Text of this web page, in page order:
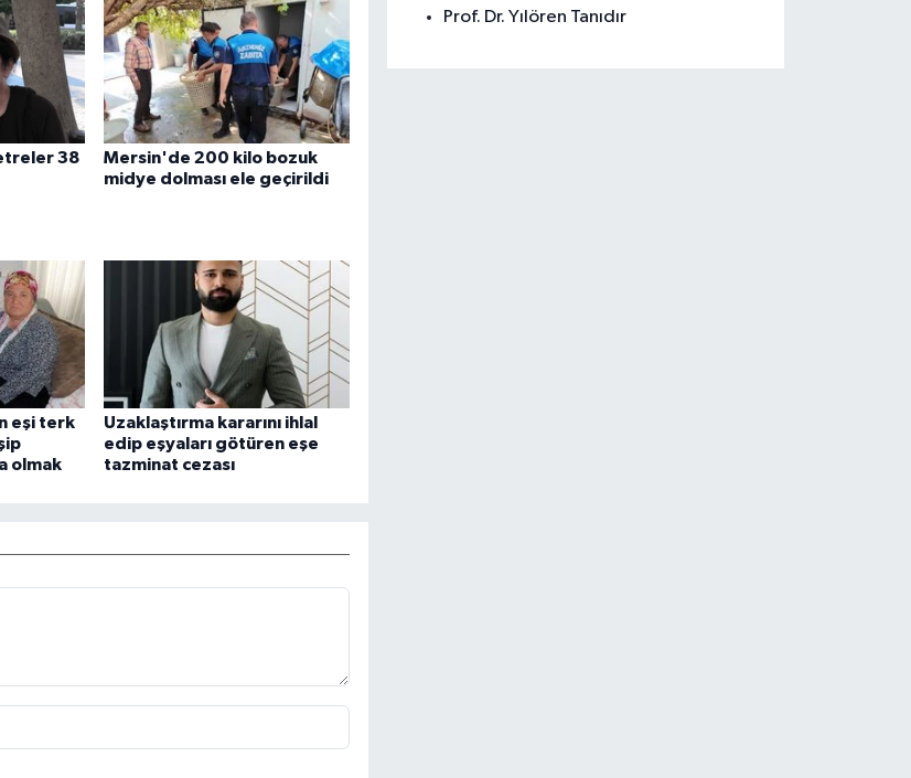
38
Mersin'de 200 kilo bozuk
midye dolması ele geçirildi
eşi terk
olmak
Uzaklaştırma kararını ihlal
edip eşyaları götüren eşe
tazminat cezası
Prof. Dr. Yılören Tanıdır